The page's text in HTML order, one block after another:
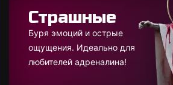
Страшные
Буря эмоций и острые
ощущения. Идеально для
любителей адреналина!